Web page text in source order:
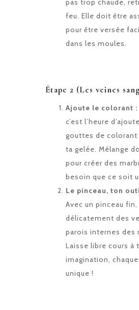
feu. Elle doit être
pour être versée
dans les moules.
Étape 2 (Les veines
Ajoute le colorant :
c’est l’heure
gouttes de colorant
ta gelée. Mélange
pour créer des
besoin que ce soit
Le pinceau, ton
Avec un pinceau
délicatement des
parois internes des
Laisse libre cours à
imagination,
unique !